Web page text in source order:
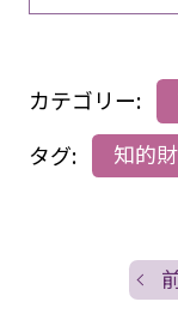
カテゴリー:
タグ:
知的